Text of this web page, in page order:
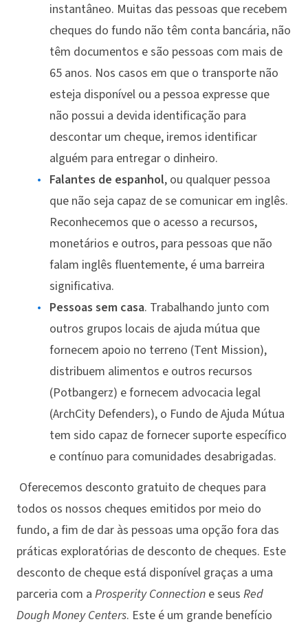
instantâneo. Muitas das pessoas que recebem
cheques do fundo não têm conta bancária, não
têm documentos e são pessoas com mais de
65 anos. Nos casos em que o transporte não
esteja disponível ou a pessoa expresse que
não possui a devida identificação para
descontar um cheque, iremos identificar
alguém para entregar o dinheiro.
Falantes de espanhol, ou qualquer pessoa
que não seja capaz de se comunicar em inglês.
Reconhecemos que o acesso a recursos,
monetários e outros, para pessoas que não
falam inglês fluentemente, é uma barreira
significativa.
Pessoas sem casa. Trabalhando junto com
outros grupos locais de ajuda mútua que
fornecem apoio no terreno (Tent Mission),
distribuem alimentos e outros recursos
(Potbangerz) e fornecem advocacia legal
(ArchCity Defenders), o Fundo de Ajuda Mútua
tem sido capaz de fornecer suporte específico
e contínuo para comunidades desabrigadas.
Oferecemos desconto gratuito de cheques para
todos os nossos cheques emitidos por meio do
fundo, a fim de dar às pessoas uma opção fora das
práticas exploratórias de desconto de cheques. Este
desconto de cheque está disponível graças a uma
parceria com a Prosperity Connection e seus Red
Dough Money Centers. Este é um grande benefício